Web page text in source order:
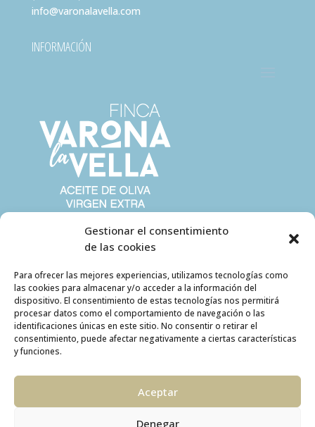
Gestionar el consentimiento
de las cookies
Para ofrecer las mejores experiencias, utilizamos tecnologías como
las cookies para almacenar y/o acceder a la información del
dispositivo. El consentimiento de estas tecnologías nos permitirá
procesar datos como el comportamiento de navegación o las
identificaciones únicas en este sitio. No consentir o retirar el
consentimiento, puede afectar negativamente a ciertas características
y funciones.
Aceptar
Denegar
info@varonalavella.com
INFORMACIÓN